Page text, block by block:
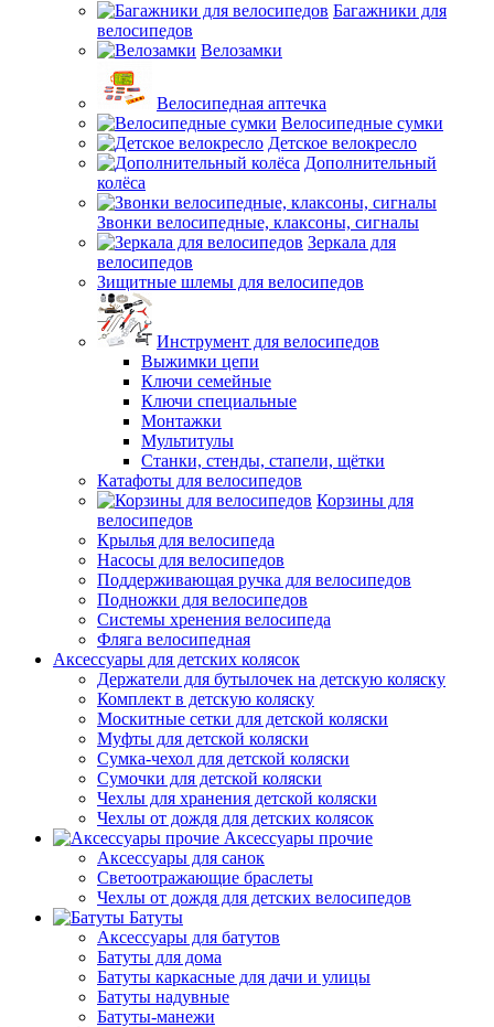
Багажники для
велосипедов
Велозамки
Велосипедная аптечка
Велосипедные сумки
Детское велокресло
Дополнительный
колёса
Звонки велосипедные, клаксоны, сигналы
Зеркала для
велосипедов
Зищитные шлемы для велосипедов
Инструмент для велосипедов
Выжимки цепи
Ключи семейные
Ключи специальные
Монтажки
Мультитулы
Станки, стенды, стапели, щётки
Катафоты для велосипедов
Корзины для
велосипедов
Крылья для велосипеда
Насосы для велосипедов
Поддерживающая ручка для велосипедов
Подножки для велосипедов
Системы хренения велосипеда
Фляга велосипедная
Аксессуары для детских колясок
Держатели для бутылочек на детскую коляску
Комплект в детскую коляску
Москитные сетки для детской коляски
Муфты для детской коляски
Сумка-чехол для детской коляски
Сумочки для детской коляски
Чехлы для хранения детской коляски
Чехлы от дождя для детских колясок
Аксессуары прочие
Аксессуары для санок
Светоотражающие браслеты
Чехлы от дождя для детских велосипедов
Батуты
Аксессуары для батутов
Батуты для дома
Батуты каркасные для дачи и улицы
Батуты надувные
Батуты-манежи